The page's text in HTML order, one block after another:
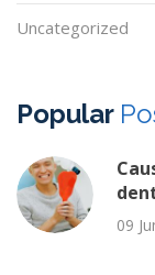
Uncategorized
Popular
09